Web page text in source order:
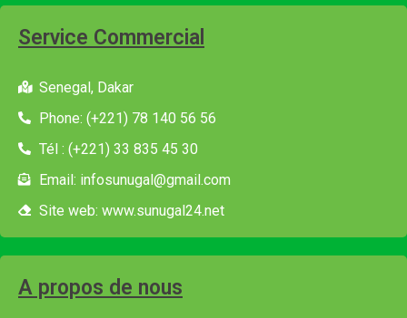
Service Commercial
Senegal, Dakar
Phone: (+221) 78 140 56 56
Tél : (+221) 33 835 45 30
Email: infosunugal@gmail.com
Site web: www.sunugal24.net
A propos de nous